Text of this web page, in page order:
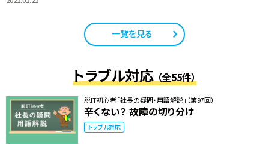
一覧を見る
トラブル対応（全55件）
脱IT初心者「社長の疑問・用語解説」（第97回）
辛くない？ 故障の切り分け
トラブル対応